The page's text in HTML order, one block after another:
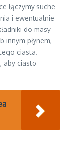
łączymy suche
i ewentualnie
do masy
innym płynem,
ciasta.
aby ciasto